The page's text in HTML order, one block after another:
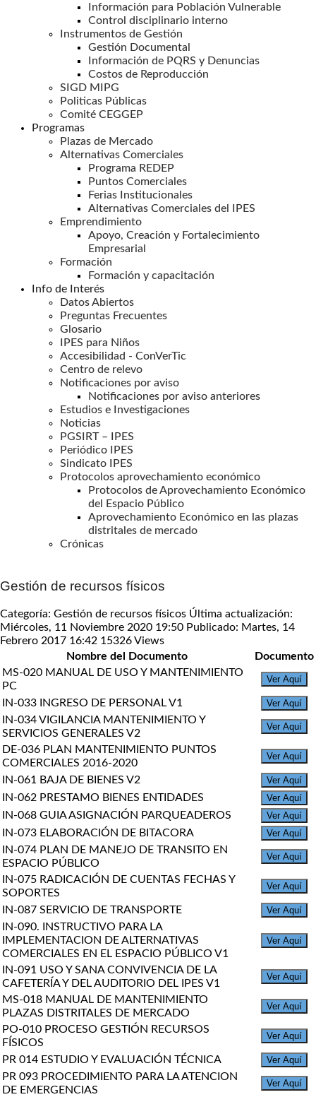
Información para Población Vulnerable
Control disciplinario interno
Instrumentos de Gestión
Gestión Documental
Información de PQRS y Denuncias
Costos de Reproducción
SIGD MIPG
Politicas Públicas
Comité CEGGEP
Programas
Plazas de Mercado
Alternativas Comerciales
Programa REDEP
Puntos Comerciales
Ferias Institucionales
Alternativas Comerciales del IPES
Emprendimiento
Apoyo, Creación y Fortalecimiento
Empresarial
Formación
Formación y capacitación
Info de Interés
Datos Abiertos
Preguntas Frecuentes
Glosario
IPES para Niños
Accesibilidad - ConVerTic
Centro de relevo
Notificaciones por aviso
Notificaciones por aviso anteriores
Estudios e Investigaciones
Noticias
PGSIRT – IPES
Periódico IPES
Sindicato IPES
Protocolos aprovechamiento económico
Protocolos de Aprovechamiento Económico
del Espacio Público
Aprovechamiento Económico en las plazas
distritales de mercado
Crónicas
Gestión de recursos físicos
Categoría: Gestión de recursos físicos Última actualización:
Miércoles, 11 Noviembre 2020 19:50 Publicado: Martes, 14
Febrero 2017 16:42 15326 Views
Nombre del Documento
Documento
MS-020 MANUAL DE USO Y MANTENIMIENTO
PC
Ver Aquí
IN-033 INGRESO DE PERSONAL V1 Ver Aquí
IN-034 VIGILANCIA MANTENIMIENTO Y
SERVICIOS GENERALES V2
Ver Aquí
DE-036 PLAN MANTENIMIENTO PUNTOS
COMERCIALES 2016-2020
Ver Aquí
IN-061 BAJA DE BIENES V2 Ver Aquí
IN-062 PRESTAMO BIENES ENTIDADES Ver Aquí
IN-068 GUIA ASIGNACIÓN PARQUEADEROS Ver Aquí
IN-073 ELABORACIÓN DE BITACORA Ver Aquí
IN-074 PLAN DE MANEJO DE TRANSITO EN
ESPACIO PÚBLICO
Ver Aquí
IN-075 RADICACIÓN DE CUENTAS FECHAS Y
SOPORTES
Ver Aquí
IN-087 SERVICIO DE TRANSPORTE Ver Aquí
IN-090. INSTRUCTIVO PARA LA
IMPLEMENTACION DE ALTERNATIVAS
COMERCIALES EN EL ESPACIO PÚBLICO V1
Ver Aquí
IN-091 USO Y SANA CONVIVENCIA DE LA
CAFETERÍA Y DEL AUDITORIO DEL IPES V1
Ver Aquí
MS-018 MANUAL DE MANTENIMIENTO
PLAZAS DISTRITALES DE MERCADO
Ver Aquí
PO-010 PROCESO GESTIÓN RECURSOS
FÍSICOS
Ver Aquí
PR 014 ESTUDIO Y EVALUACIÓN TÉCNICA Ver Aquí
PR 093 PROCEDIMIENTO PARA LA ATENCION
DE EMERGENCIAS
Ver Aquí